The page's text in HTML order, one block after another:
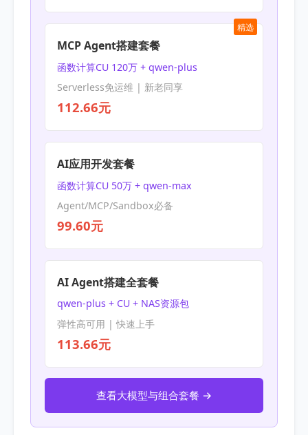
精选
MCP Agent搭建套餐
函数计算CU 120万 + qwen-plus
Serverless免运维 | 新老同享
112.66元
AI应用开发套餐
函数计算CU 50万 + qwen-max
Agent/MCP/Sandbox必备
99.60元
AI Agent搭建全套餐
qwen-plus + CU + NAS资源包
弹性高可用 | 快速上手
113.66元
查看大模型与组合套餐 →